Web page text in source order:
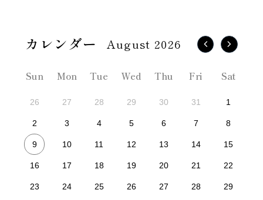
August 2026
Sun Mon Tue Wed Thu Fri Sat
26 27 28 29 30 31 1
2 3 4 5 6 7 8
9 10 11 12 13 14 15
16 17 18 19 20 21 22
23 24 25 26 27 28 29